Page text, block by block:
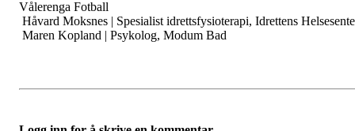
Vålerenga Fotball
Håvard Moksnes | Spesialist idrettsfysioterapi, Idrettens
Maren Kopland | Psykolog, Modum Bad